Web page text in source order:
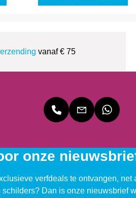
vanaf € 75
onze
verfdeals te ontvangen, net
Dan is onze nieuwsbrief